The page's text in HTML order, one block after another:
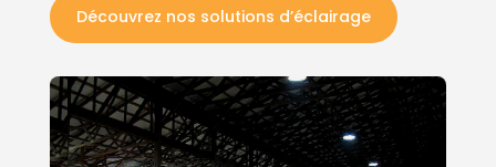
Découvrez nos solutions d’éclairage